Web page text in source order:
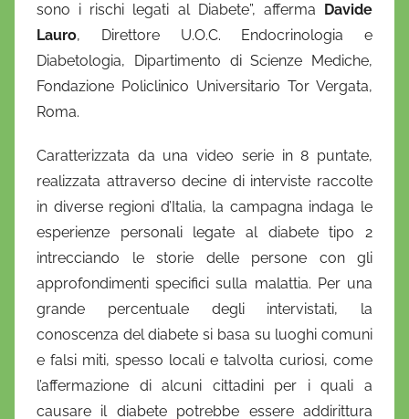
sono i rischi legati al Diabete”, afferma Davide
Lauro, Direttore U.O.C. Endocrinologia e
Diabetologia, Dipartimento di Scienze Mediche,
Fondazione Policlinico Universitario Tor Vergata,
Roma.
Caratterizzata da una video serie in 8 puntate,
realizzata attraverso decine di interviste raccolte
in diverse regioni d’Italia, la campagna indaga le
esperienze personali legate al diabete tipo 2
intrecciando le storie delle persone con gli
approfondimenti specifici sulla malattia. Per una
grande percentuale degli intervistati, la
conoscenza del diabete si basa su luoghi comuni
e falsi miti, spesso locali e talvolta curiosi, come
l’affermazione di alcuni cittadini per i quali a
causare il diabete potrebbe essere addirittura